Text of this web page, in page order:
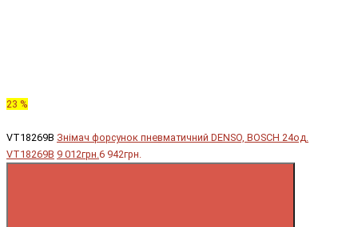
23 %
VT18269B Знімач форсунок пневматичний DENSO, BOSCH 24од.
VT18269B 9 012грн.6 942грн.